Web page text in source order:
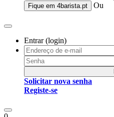
Fique em 4barista.pt Ou
Entrar (login)
Solicitar nova senha
Registe-se